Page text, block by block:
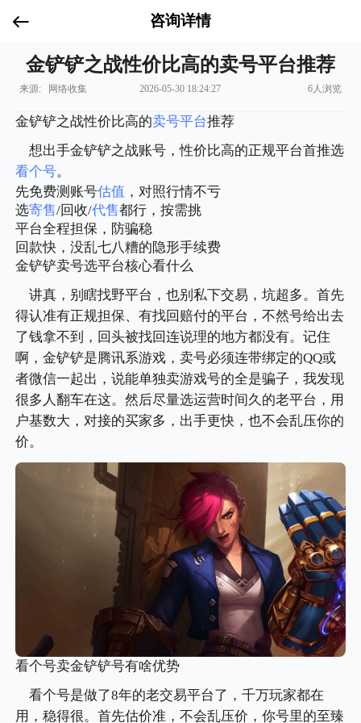
咨询详情
金铲铲之战性价比高的卖号平台推荐
来源: 网络收集 2026-05-30 18:24:27 6人浏览
金铲铲之战性价比高的卖号平台推荐
想出手金铲铲之战账号，性价比高的正规平台首推选
看个号。
先免费测账号估值 ，对照行情不亏
选寄售/回收/代售都行，按需挑
平台全程担保，防骗稳
回款快，没乱七八糟的隐形手续费
金铲铲卖号选平台核心看什么
讲真，别瞎找野平台，也别私下交易，坑超多。首先
得认准有正规担保、有找回赔付的平台，不然号给出去
了钱拿不到，回头被找回连说理的地方都没有。记住
啊，金铲铲是腾讯系游戏，卖号必须连带绑定的QQ或
者微信一起出，说能单独卖游戏号的全是骗子，我发现
很多人翻车在这。然后尽量选运营时间久的老平台，用
户基数大，对接的买家多，出手更快，也不会乱压你的
价。
看个号卖金铲铲号有啥优势
看个号是做了8年的老交易平台了，千万玩家都在
用，稳得很。首先估价准，不会乱压价，你号里的至臻